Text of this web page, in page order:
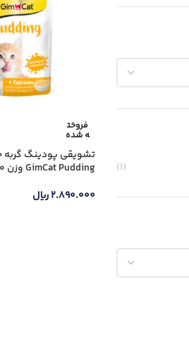
(1)
فروخت
ه شده
تشویقی پودینگ
GimCat Pudding وزن 150 گرم
۲.۸۹۰.۰۰۰ریال